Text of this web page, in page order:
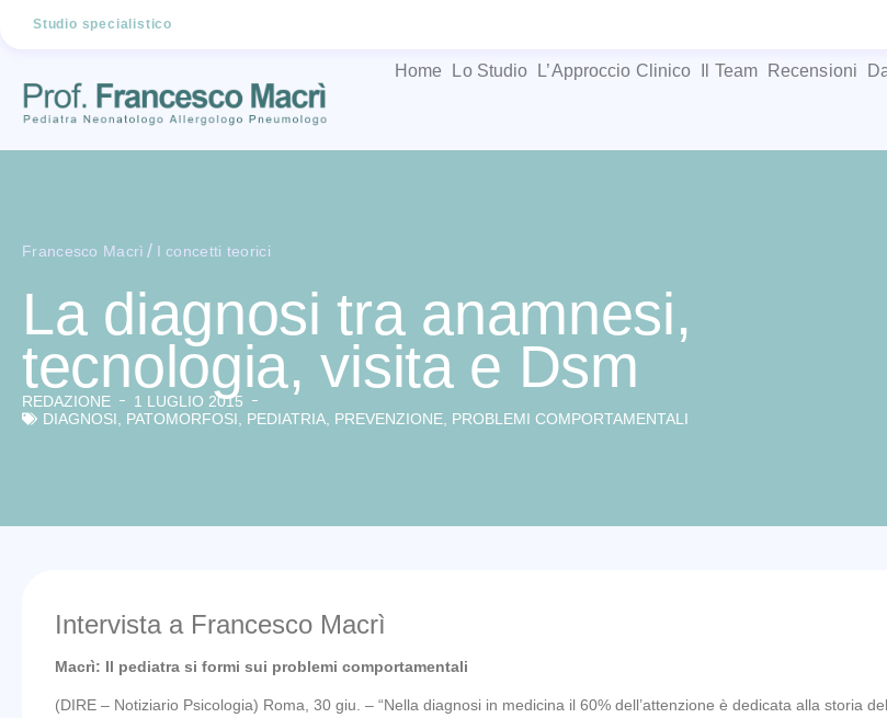
Studio specialistico
Home Lo Studio L’Approccio Clinico Il Team Recensioni
La diagnosi tra anamnesi,
tecnologia, visita e Dsm
Francesco Macrì / I concetti teorici
REDAZIONE
1 LUGLIO 2015
DIAGNOSI
PATOMORFOSI PEDIATRIA PREVENZIONE PROBLEMI COMPORTAMENTALI
Intervista a Francesco Macrì
Macrì: Il pediatra si formi sui problemi comportamentali
(DIRE – Notiziario Psicologia) Roma, 30 giu. – “Nella diagnosi in medicina il 60% dell’attenzione è dedicata alla storia del